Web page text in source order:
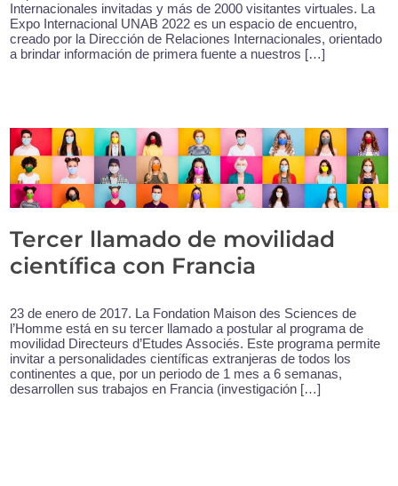
Internacionales invitadas y más de 2000 visitantes virtuales. La
Expo Internacional UNAB 2022 es un espacio de encuentro,
creado por la Dirección de Relaciones Internacionales, orientado
a brindar información de primera fuente a nuestros […]
Tercer llamado de movilidad
científica con Francia
23 de enero de 2017. La Fondation Maison des Sciences de
l’Homme está en su tercer llamado a postular al programa de
movilidad Directeurs d’Etudes Associés. Este programa permite
invitar a personalidades científicas extranjeras de todos los
continentes a que, por un periodo de 1 mes a 6 semanas,
desarrollen sus trabajos en Francia (investigación […]